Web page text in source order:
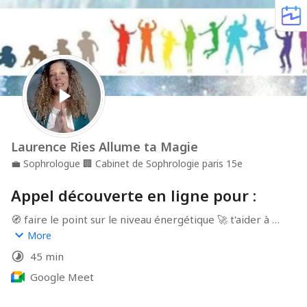
Laurence Ries Allume ta Magie
💼 Sophrologue 🏢 Cabinet de Sophrologie paris 15e
Appel découverte en ligne pour :
🧭 faire le point sur le niveau énergétique 🚀 t'aider à
obtenir plus de stabilité  ❤ échanger de vive voix sur ce
que tu veux vraiment …
More
45 min
Google Meet